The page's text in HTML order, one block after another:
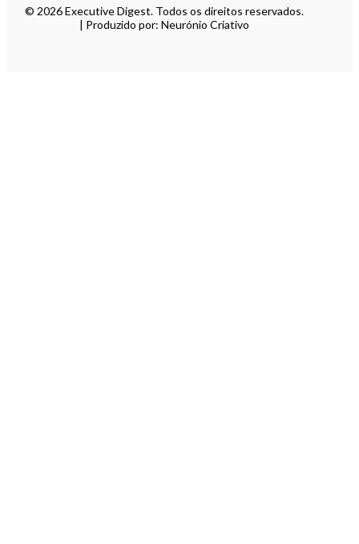
© 2026 Executive Digest. Todos os direitos reservados.
| Produzido por: Neurónio Criativo